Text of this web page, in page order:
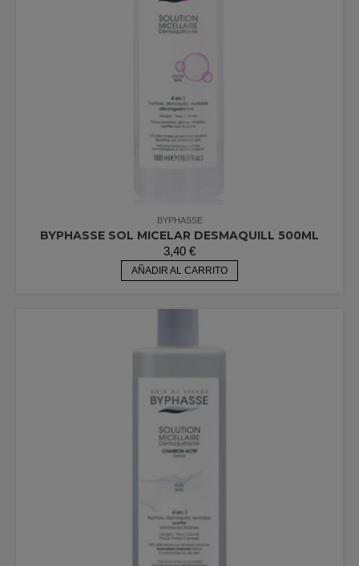
BYPHASSE
BYPHASSE SOL MICELAR DESMAQUILL 500ML
3,40 €
AÑADIR AL CARRITO